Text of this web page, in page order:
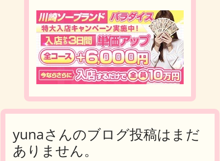
yunaさんのブログ投稿はまだ
ありません。